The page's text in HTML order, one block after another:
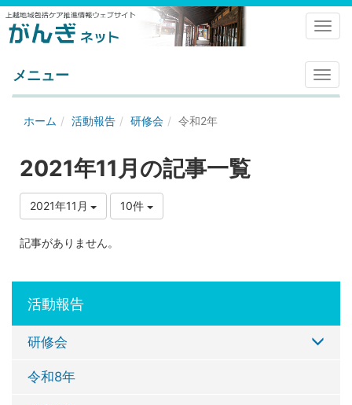
メ
ニ
メニュー
ホーム 活動報告 研修会 令和2年
2021年11月の記事一覧
2021年11月 10件
記事がありません。
活動報告
研修会
令和8年